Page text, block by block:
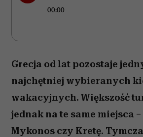
00:00
Grecja od lat pozostaje
najchętniej wybieranych
wakacyjnych. Większość
jednak na te same miejsca
Mykonos czy Kretę.